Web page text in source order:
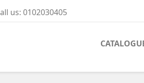
us: 0102030405